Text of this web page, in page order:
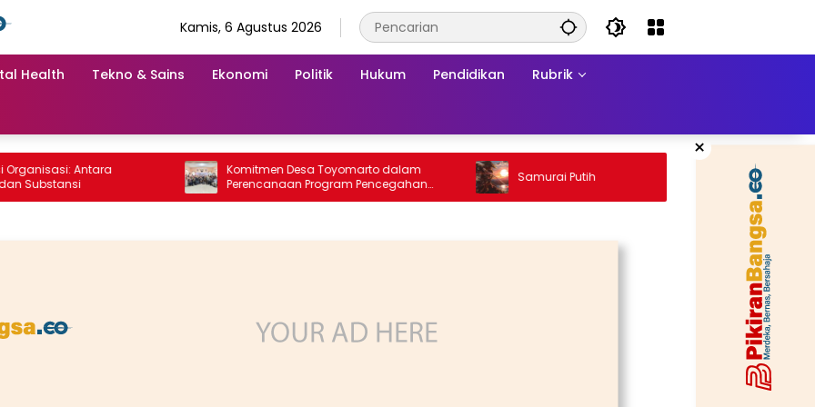
Kamis, 6 Agustus 2026
Health Tekno & Sains Ekonomi Politik Hukum Pendidikan Rubrik
×
Antara
Komitmen Desa Toyomarto dalam
Perencanaan Program Pencegahan
Stunting melalui ‎Rembuk Stunting Desa
Samurai Putih